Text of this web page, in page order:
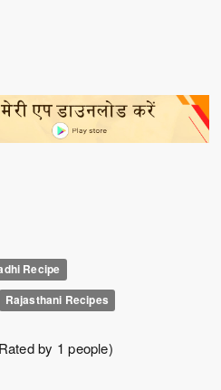
Recipe
Rajasthani Recipes
by 1 people)